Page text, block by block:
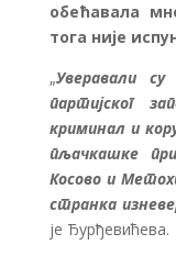
обећавала
тога није
„Уверавали
партијског
криминал и
пљачкашке
Косово и
странка
је Ђурђевићева.